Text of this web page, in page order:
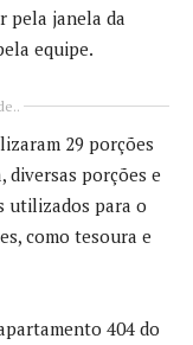
pela janela da
equipe.
29 porções
diversas porções e
utilizados para o
como tesoura e
404 do